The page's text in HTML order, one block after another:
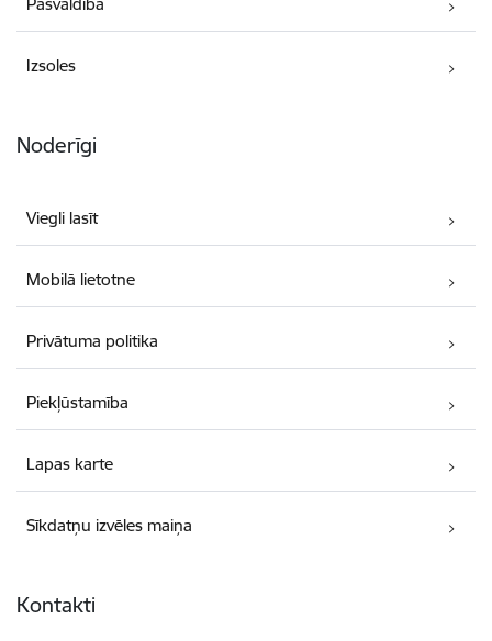
Izsoles
Noderīgi
Viegli lasīt
Mobilā lietotne
Privātuma politika
Piekļūstamība
Lapas karte
Sīkdatņu izvēles maiņa
Kontakti